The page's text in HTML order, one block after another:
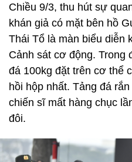
Chiều 9/3, thu hút sự
khán giả có mặt bên hồ
Thái Tổ là màn biểu diễn
Cảnh sát cơ động. Trong
đá 100kg đặt trên cơ thể
hồi hộp nhất. Tảng đá
chiến sĩ mất hàng chục
đôi.